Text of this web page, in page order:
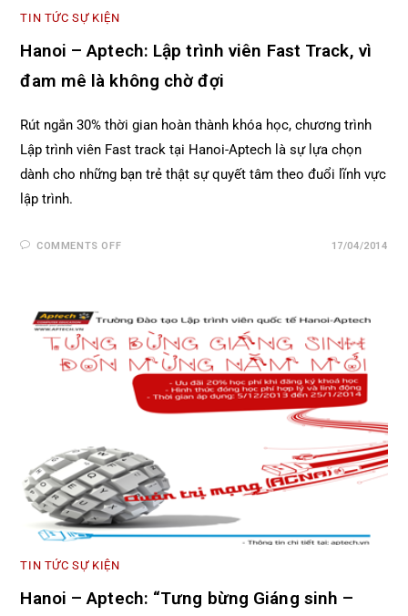
TIN TỨC SỰ KIỆN
Hanoi – Aptech: Lập trình viên Fast Track, vì
đam mê là không chờ đợi
Rút ngắn 30% thời gian hoàn thành khóa học, chương trình
Lập trình viên Fast track tại Hanoi-Aptech là sự lựa chọn
dành cho những bạn trẻ thật sự quyết tâm theo đuổi lĩnh vực
lập trình.
COMMENTS OFF 17/04/2014
TIN TỨC SỰ KIỆN
Hanoi – Aptech: “Tưng bừng Giáng sinh –